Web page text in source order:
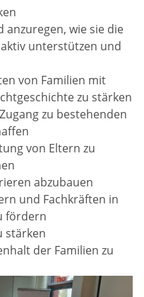
wie sie die
unterstützen und
von Familien mit
zu stärken
zu bestehenden
von Eltern zu
abzubauen
und Fachkräften in
fördern
stärken
der Familien zu